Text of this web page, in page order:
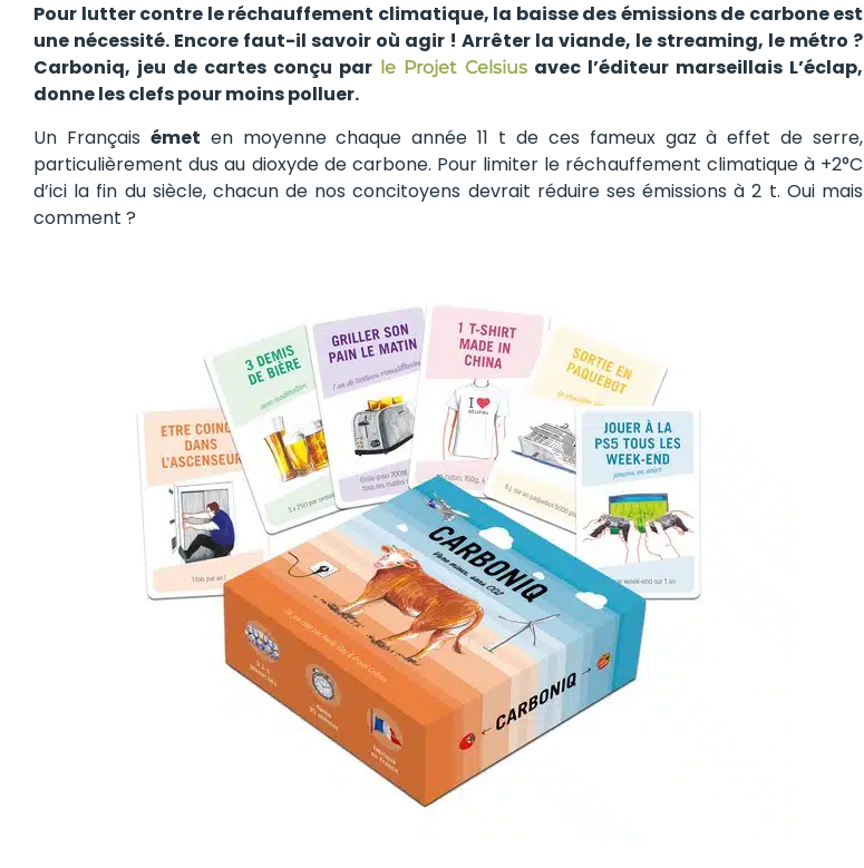
Pour lutter contre le réchauffement climatique, la baisse des émissions de carbone est
une nécessité. Encore faut-il savoir où agir ! Arrêter la viande, le streaming, le métro ?
Carboniq, jeu de cartes conçu par le Projet Celsiusavec l’éditeur marseillais L’éclap,
donne les clefs pour moins polluer.
Un Français émet en moyenne chaque année 11 t de ces fameux gaz à effet de serre,
particulièrement dus au dioxyde de carbone. Pour limiter le réchauffement climatique à +2°C
d’ici la fin du siècle, chacun de nos concitoyens devrait réduire ses émissions à 2 t. Oui mais
comment ?